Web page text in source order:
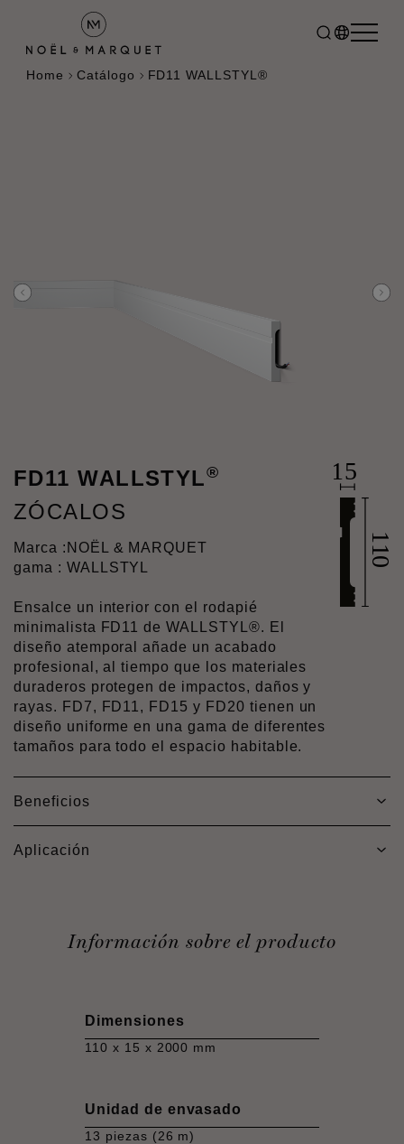
Home Catálogo FD11 WALLSTYL®
FD11 WALLSTYL®
ZÓCALOS
Marca : NOËL & MARQUET
gama : WALLSTYL
Ensalce un interior con el rodapié
minimalista FD11 de WALLSTYL®. El
diseño atemporal añade un acabado
profesional, al tiempo que los materiales
duraderos protegen de impactos, daños y
rayas. FD7, FD11, FD15 y FD20 tienen un
diseño uniforme en una gama de diferentes
tamaños para todo el espacio habitable.
Beneficios
Aplicación
Información sobre el producto
Dimensiones
110 x 15 x 2000 mm
Unidad de envasado
13 piezas (26 m)